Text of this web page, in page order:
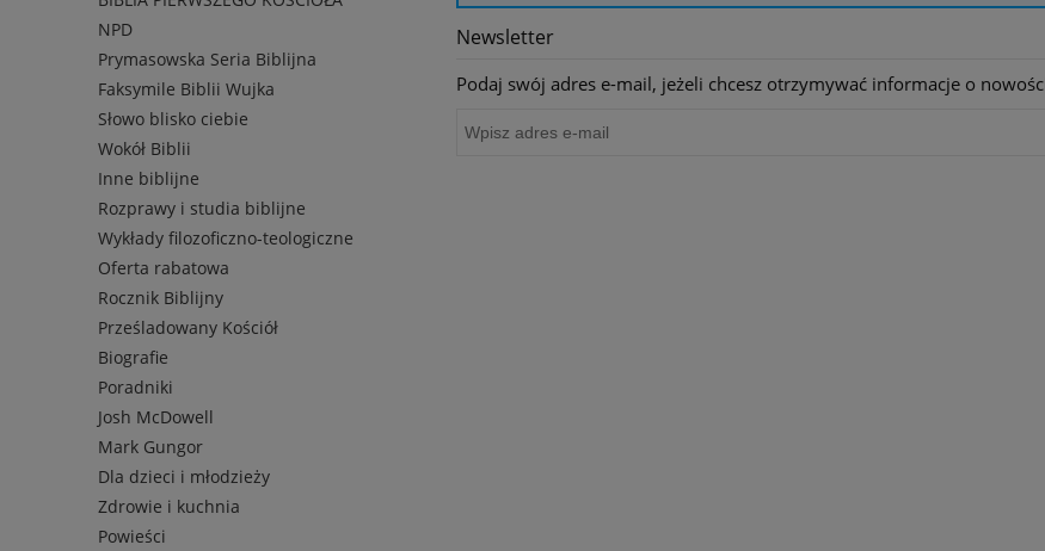
NPD
Prymasowska Seria Biblijna
Faksymile Biblii Wujka
Słowo blisko ciebie
Wokół Biblii
Inne biblijne
Rozprawy i studia biblijne
Wykłady filozoficzno-teologiczne
Oferta rabatowa
Rocznik Biblijny
Prześladowany Kościół
Biografie
Poradniki
Josh McDowell
Mark Gungor
Dla dzieci i młodzieży
Zdrowie i kuchnia
Powieści
Newsletter
Podaj swój adres e-mail, jeżeli chcesz otrzymywać informacje o